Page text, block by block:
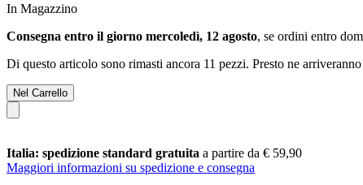
In Magazzino
Consegna entro il giorno mercoledì, 12 agosto, se ordini entro
Di questo articolo sono rimasti ancora 11 pezzi. Presto ne
Nel Carrello
Italia: spedizione standard gratuita a partire da € 59,90
Maggiori informazioni su spedizione e consegna